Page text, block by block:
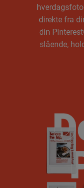
direkte fra
din
slående,